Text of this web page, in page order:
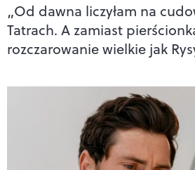
„Od dawna liczyłam na
Tatrach. A zamiast
rozczarowanie wielkie jak